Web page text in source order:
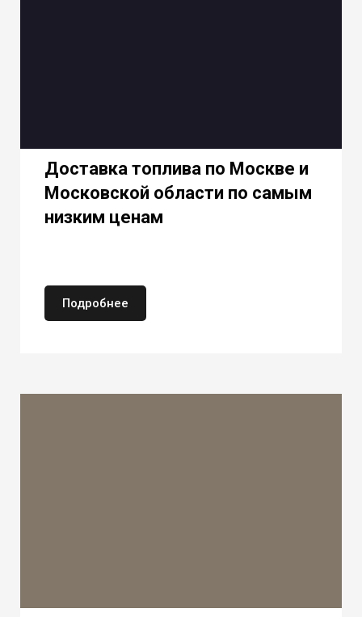
Доставка топлива по Москве и
Московской области по самым
низким ценам
Подробнее